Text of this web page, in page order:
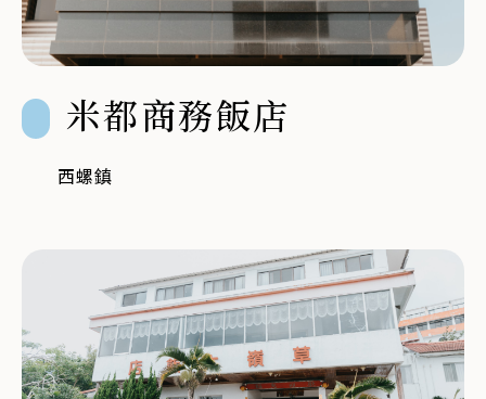
米都商務飯店
西螺鎮